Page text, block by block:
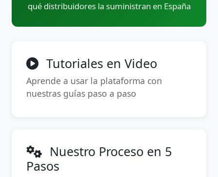
qué distribuidores la suministran en España
Tutoriales en Video
Aprende a usar la plataforma con
nuestras guías paso a paso
Nuestro Proceso en 5
Pasos